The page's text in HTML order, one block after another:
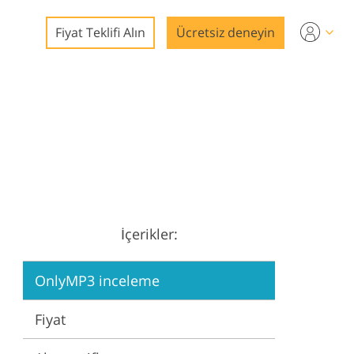
Fiyat Teklifi Alın Ücretsiz deneyin
İçerikler:
OnlyMP3 inceleme
Fiyat